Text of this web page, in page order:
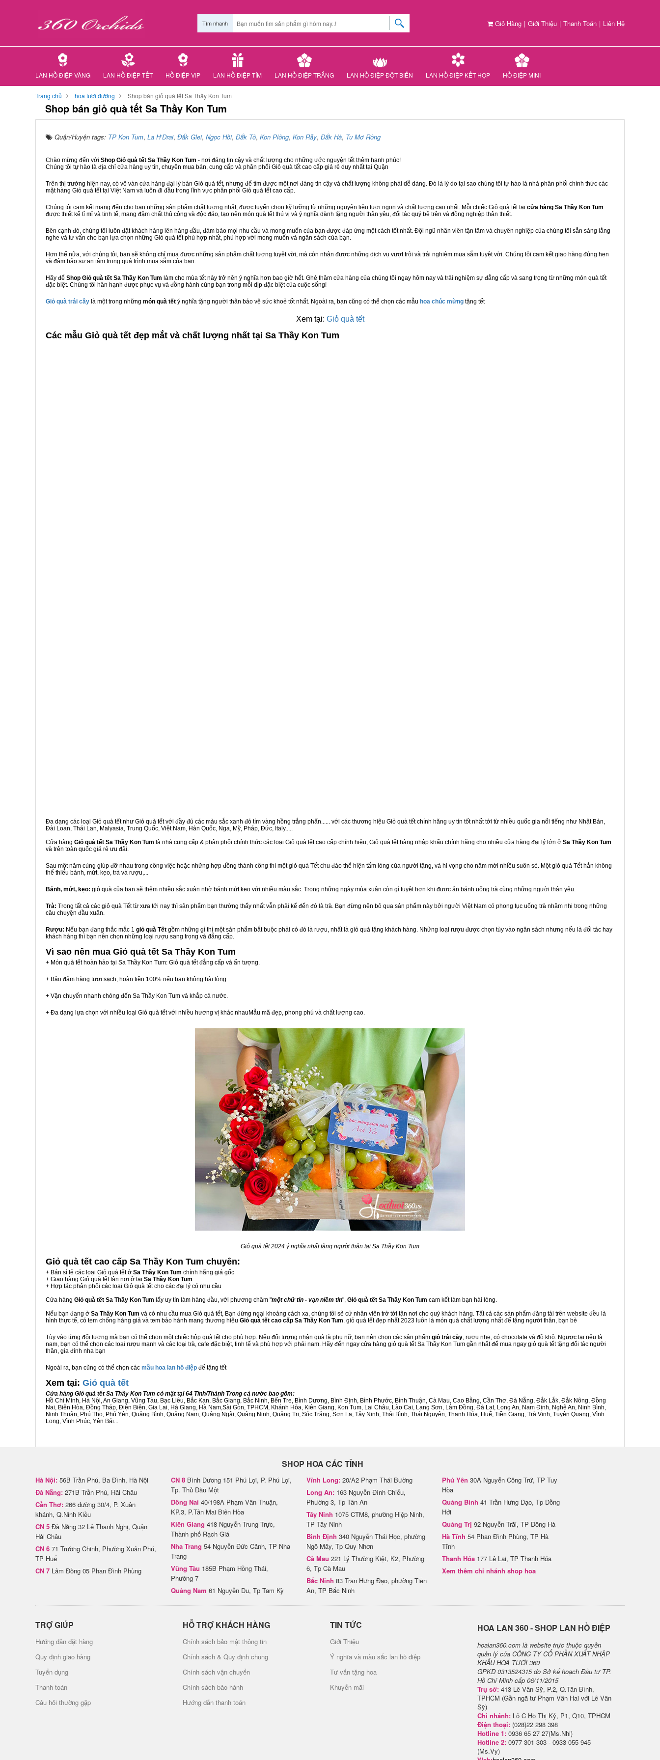
Giỏ Hàng | Giới Thiệu | Thanh Toán | Liên Hệ
Tìm nhanh
LAN HỒ ĐIỆP VÀNG LAN HỒ ĐIỆP TẾT HỒ ĐIỆP VIP LAN HỒ ĐIỆP TÍM LAN HỒ ĐIỆP TRẮNG LAN HỒ ĐIỆP ĐỘT BIẾN LAN HỒ ĐIỆP KẾT HỢP HỒ ĐIỆP MINI
Trang chủ hoa tươi đường Shop bán giỏ quà tết Sa Thầy Kon Tum
Shop bán giỏ quà tết Sa Thầy Kon Tum
Quận/Huyện tags: TP Kon Tum, La H’Drai, Đắk Glei, Ngọc Hồi, Đắk Tô, Kon Plông, Kon Rẫy, Đắk Hà, Tu Mơ Rông
Chào mừng đến với Shop Giỏ quà tết Sa Thầy Kon Tum - nơi đáng tin cậy và chất lượng cho những ước nguyện tết thêm hạnh phúc!
Chúng tôi tự hào là địa chỉ cửa hàng uy tín, chuyên mua bán, cung cấp và phân phối Giỏ quà tết cao cấp giá rẻ duy nhất tại Quận
Trên thị trường hiện nay, có vô vàn cửa hàng đại lý bán Giỏ quà tết, nhưng để tìm được một nơi đáng tin cậy và chất lượng không phải dễ dàng. Đó là lý do tại sao chúng tôi tự hào là nhà phân phối chính thức các
mặt hàng Giỏ quà tết tại Việt Nam và luôn đi đầu trong lĩnh vực phân phối Giỏ quà tết cao cấp.
Chúng tôi cam kết mang đến cho bạn những sản phẩm chất lượng nhất, được tuyển chọn kỹ lưỡng từ những nguyên liệu tươi ngon và chất lượng cao nhất. Mỗi chiếc Giỏ quà tết tại cửa hàng Sa Thầy Kon Tum
được thiết kế tỉ mỉ và tinh tế, mang đậm chất thủ công và độc đáo, tạo nên món quà tết thú vị và ý nghĩa dành tặng người thân yêu, đối tác quý bề trên và đồng nghiệp thân thiết.
Bên cạnh đó, chúng tôi luôn đặt khách hàng lên hàng đầu, đảm bảo mọi nhu cầu và mong muốn của bạn được đáp ứng một cách tốt nhất. Đội ngũ nhân viên tận tâm và chuyên nghiệp của chúng tôi sẵn sàng lắng
nghe và tư vấn cho bạn lựa chọn những Giỏ quà tết phù hợp nhất, phù hợp với mong muốn và ngân sách của bạn.
Hơn thế nữa, với chúng tôi, bạn sẽ không chỉ mua được những sản phẩm chất lượng tuyệt vời, mà còn nhận được những dịch vụ vượt trội và trải nghiệm mua sắm tuyệt vời. Chúng tôi cam kết giao hàng đúng hẹn
và đảm bảo sự an tâm trong quá trình mua sắm của bạn.
Hãy để Shop Giỏ quà tết Sa Thầy Kon Tum làm cho mùa tết này trở nên ý nghĩa hơn bao giờ hết. Ghé thăm cửa hàng của chúng tôi ngay hôm nay và trải nghiệm sự đẳng cấp và sang trọng từ những món quà tết
đặc biệt. Chúng tôi hân hạnh được phục vụ và đồng hành cùng bạn trong mỗi dịp đặc biệt của cuộc sống!
Giỏ quà trái cây là một trong những món quà tết ý nghĩa tặng người thân bảo vệ sức khoẻ tốt nhất. Ngoài ra, bạn cũng có thể chọn các mẫu hoa chúc mừng tặng tết
Xem tại: Giỏ quà tết
Các mẫu Giỏ quà tết đẹp mắt và chất lượng nhất tại Sa Thầy Kon Tum
Đa dạng các loại Giỏ quà tết như Giỏ quà tết với đầy đủ các màu sắc xanh đỏ tím vàng hồng trắng phấn...... với các thương hiệu Giỏ quà tết chính hãng uy tín tốt nhất tới từ nhiều quốc gia nổi tiếng như Nhật Bản,
Đài Loan, Thái Lan, Malyasia, Trung Quốc, Việt Nam, Hàn Quốc, Nga, Mỹ, Pháp, Đức, Italy.....
Cửa hàng Giỏ quà tết Sa Thầy Kon Tum là nhà cung cấp & phân phối chính thức các loại Giỏ quà tết cao cấp chính hiệu, Giỏ quà tết hàng nhập khẩu chính hãng cho nhiều cửa hàng đại lý lớn ở Sa Thầy Kon Tum
và trên toàn quốc giá rẻ ưu đãi.
Sau một năm cùng giúp đỡ nhau trong công việc hoặc những hợp đồng thành công thì một giỏ quà Tết chu đáo thể hiện tấm lòng của người tặng, và hi vọng cho năm mới nhiều suôn sẻ. Một giỏ quà Tết hẳn không
thể thiếu bánh, mứt, kẹo, trà và rượu,...
Bánh, mứt, kẹo: giỏ quà của bạn sẽ thêm nhiều sắc xuân nhờ bánh mứt kẹo với nhiều màu sắc. Trong những ngày mùa xuân còn gì tuyệt hơn khi được ăn bánh uống trà cùng những người thân yêu.
Trà: Trong tất cả các giỏ quà Tết từ xưa tới nay thì sản phẩm bạn thường thấy nhất vẫn phải kể đến đó là trà. Bạn đừng nên bỏ qua sản phẩm này bởi người Việt Nam có phong tục uống trà nhâm nhi trong những
câu chuyện đầu xuân.
Rượu: Nếu bạn đang thắc mắc 1 giỏ quà Tết gồm những gì thì một sản phẩm bắt buộc phải có đó là rượu, nhất là giỏ quà tặng khách hàng. Những loại rượu được chọn tùy vào ngân sách nhưng nếu là đối tác hay
khách hàng thì bạn nên chọn những loại rượu sang trọng và đẳng cấp.
Vì sao nên mua Giỏ quà tết Sa Thầy Kon Tum
+ Món quà tết hoàn hảo tại Sa Thầy Kon Tum: Giỏ quà tết đẳng cấp và ấn tượng.
+ Bảo đảm hàng tươi sạch, hoàn tiền 100% nếu bạn không hài lòng
+ Vận chuyển nhanh chóng đến Sa Thầy Kon Tum và khắp cả nước.
+ Đa dạng lựa chọn với nhiều loại Giỏ quà tết với nhiều hương vị khác nhauMẫu mã đẹp, phong phú và chất lượng cao.
Giỏ quà tết 2024 ý nghĩa nhất tặng người thân tại Sa Thầy Kon Tum
Giỏ quà tết cao cấp Sa Thầy Kon Tum chuyên:
+ Bán sỉ lẻ các loại Giỏ quà tết ở Sa Thầy Kon Tum chính hãng giá gốc
+ Giao hàng Giỏ quà tết tận nơi ở tại Sa Thầy Kon Tum
+ Hợp tác phân phối các loại Giỏ quà tết cho các đại lý có nhu cầu
Cửa hàng Giỏ quà tết Sa Thầy Kon Tum lấy uy tín làm hàng đầu, với phương châm "một chữ tín - vạn niềm tin", Giỏ quà tết Sa Thầy Kon Tum cam kết làm bạn hài lòng.
Nếu bạn đang ở Sa Thầy Kon Tum và có nhu cầu mua Giỏ quà tết, Bạn đừng ngại khoảng cách xa, chúng tôi sẽ cử nhân viên trở tới tận nơi cho quý khách hàng. Tất cả các sản phẩm đăng tải trên website đều là
hình thực tế, có tem chống hàng giả và tem bảo hành mang thương hiệu Giỏ quà tết cao cấp Sa Thầy Kon Tum. giỏ quà tết đẹp nhất 2023 luôn là món quà chất lượng nhất để tặng người thân, bạn bè
Tùy vào từng đối tượng mà bạn có thể chọn một chiếc hộp quà tết cho phù hợp. Nếu đối tượng nhận quà là phụ nữ, bạn nên chọn các sản phẩm giỏ trái cây, rượu nhẹ, có chocolate và đồ khô. Ngược lại nếu là
nam, bạn có thể chọn các loại rượu mạnh và các loại trà, cafe đặc biệt, tinh tế và phù hợp với phái nam. Hãy đến ngay cửa hàng giỏ quà tết Sa Thầy Kon Tum gần nhất để mua ngay giỏ quà tết tặng đối tác người
thân, gia đình nha bạn
Ngoài ra, bạn cũng có thể chọn các mẫu hoa lan hồ điệp để tặng tết
Xem tại: Giỏ quà tết
Cửa hàng Giỏ quà tết Sa Thầy Kon Tum có mặt tại 64 Tỉnh/Thành Trong cả nước bao gồm:
Hồ Chí Minh, Hà Nội, An Giang, Vũng Tàu, Bạc Liêu, Bắc Kạn, Bắc Giang, Bắc Ninh, Bến Tre, Bình Dương, Bình Định, Bình Phước, Bình Thuận, Cà Mau, Cao Bằng, Cần Thơ, Đà Nẵng, Đắk Lắk, Đắk Nông, Đồng
Nai, Biên Hòa, Đồng Tháp, Điện Biên, Gia Lai, Hà Giang, Hà Nam,Sài Gòn, TPHCM, Khánh Hòa, Kiên Giang, Kon Tum, Lai Châu, Lào Cai, Lạng Sơn, Lâm Đồng, Đà Lạt, Long An, Nam Định, Nghệ An, Ninh Bình,
Ninh Thuận, Phú Thọ, Phú Yên, Quảng Bình, Quảng Nam, Quảng Ngãi, Quảng Ninh, Quảng Trị, Sóc Trăng, Sơn La, Tây Ninh, Thái Bình, Thái Nguyên, Thanh Hóa, Huế, Tiền Giang, Trà Vinh, Tuyên Quang, Vĩnh
Long, Vĩnh Phúc, Yên Bái...
SHOP HOA CÁC TỈNH
Hà Nội: 56B Trần Phú, Ba Đình, Hà Nội
Đà Nẵng: 271B Trần Phú, Hải Châu
Cần Thơ: 266 đường 30/4, P. Xuân
khánh, Q.Ninh Kiều
CN 5 Đà Nẵng 32 Lê Thanh Nghị, Quận
Hải Châu
CN 6 71 Trường Chinh, Phường Xuân Phú,
TP Huế
CN 7 Lâm Đồng 05 Phan Đình Phùng
CN 8 Bình Dương 151 Phú Lợi, P. Phú Lợi,
Tp. Thủ Dầu Một
Đồng Nai 40/198A Phạm Văn Thuận,
KP.3, P.Tân Mai Biên Hòa
Kiên Giang 418 Nguyễn Trung Trực,
Thành phố Rạch Giá
Nha Trang 54 Nguyễn Đức Cảnh, TP Nha
Trang
Vũng Tàu 185B Phạm Hồng Thái,
Phường 7
Quảng Nam 61 Nguyễn Du, Tp Tam Kỳ
Vĩnh Long: 20/A2 Phạm Thái Bường
Long An: 163 Nguyễn Đình Chiểu,
Phường 3, Tp Tân An
Tây Ninh 1075 CTM8, phường Hiệp Ninh,
TP Tây Ninh
Bình Định 340 Nguyễn Thái Học, phường
Ngô Mây, Tp Quy Nhơn
Cà Mau 221 Lý Thường Kiệt, K2, Phường
6, Tp Cà Mau
Bắc Ninh 83 Trần Hưng Đạo, phường Tiền
An, TP Bắc Ninh
Phú Yên 30A Nguyễn Công Trứ, TP Tuy
Hòa
Quảng Bình 41 Trần Hưng Đạo, Tp Đồng
Hới
Quảng Trị 92 Nguyễn Trãi, TP Đông Hà
Hà Tĩnh 54 Phan Đình Phùng, TP Hà
Tĩnh
Thanh Hóa 177 Lê Lai, TP Thanh Hóa
Xem thêm chi nhánh shop hoa
TRỢ GIÚP
Hướng dẫn đặt hàng
Quy định giao hàng
Tuyển dụng
Thanh toán
Câu hỏi thường gặp
HỖ TRỢ KHÁCH HÀNG
Chính sách bảo mật thông tin
Chính sách & Quy định chung
Chính sách vận chuyển
Chính sách bảo hành
Hướng dẫn thanh toán
TIN TỨC
Giới Thiệu
Ý nghĩa và màu sắc lan hồ điệp
Tư vấn tặng hoa
Khuyến mãi
H​OA LAN 360 - SHOP LAN HỒ ĐIỆP
hoalan360.com là website trực thuộc quyền
quản lý của CÔNG TY CỔ PHẦN XUẤT NHẬP
KHẨU HOA TƯƠI 360
GPKD 0313524315 do Sở kế hoạch Đầu tư TP.
Hồ Chí Minh cấp 06/11/2015
Trụ sở: 413 Lê Văn Sỹ, P.2, Q.Tân Bình,
TPHCM (Gần ngã tư Phạm Văn Hai với Lê Văn
Sỹ)
Chi nhánh: Lô C Hồ Thị Kỷ, P1, Q10, TPHCM
Điện thoại: (028)22 298 398
Hotline 1: 0936 65 27 27(Ms.Nhi)
Hotline 2: 0977 301 303 - 0933 055 945
(Ms.Vy)